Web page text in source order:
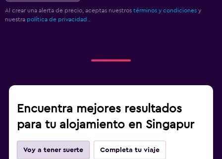
Al crear una alerta de precio, aceptas nuestros términos y condiciones y
nuestra política de privacidad.
Encuentra mejores resultados
para tu alojamiento en Singapur
Voy a tener suerte Completa tu viaje